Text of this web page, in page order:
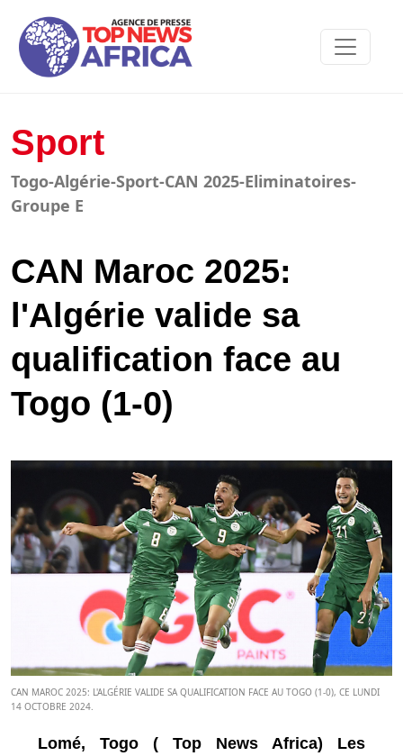
Sport
Togo-Algérie-Sport-CAN 2025-Eliminatoires-
Groupe E
CAN Maroc 2025:
l'Algérie valide sa
qualification face au
Togo (1-0)
CAN MAROC 2025: L'ALGÉRIE VALIDE SA QUALIFICATION FACE AU TOGO (1-0), CE LUNDI
14 OCTOBRE 2024.
Lomé, Togo ( Top News Africa) Les